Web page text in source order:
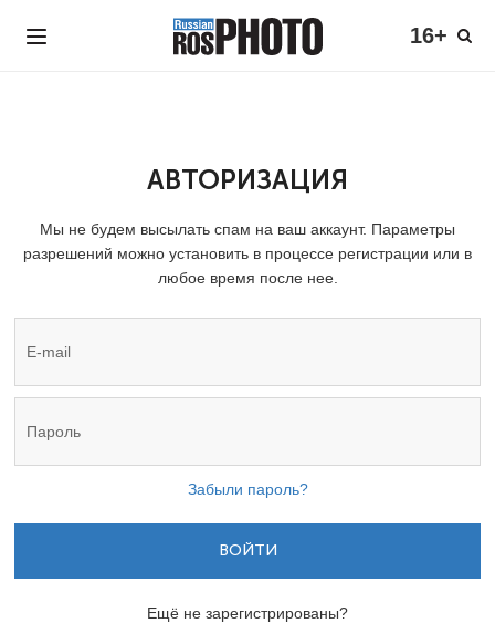
16+
АВТОРИЗАЦИЯ
Мы не будем высылать спам на ваш аккаунт. Параметры
разрешений можно установить в процессе регистрации или в
любое время после нее.
Забыли пароль?
ВОЙТИ
Ещё не зарегистрированы?